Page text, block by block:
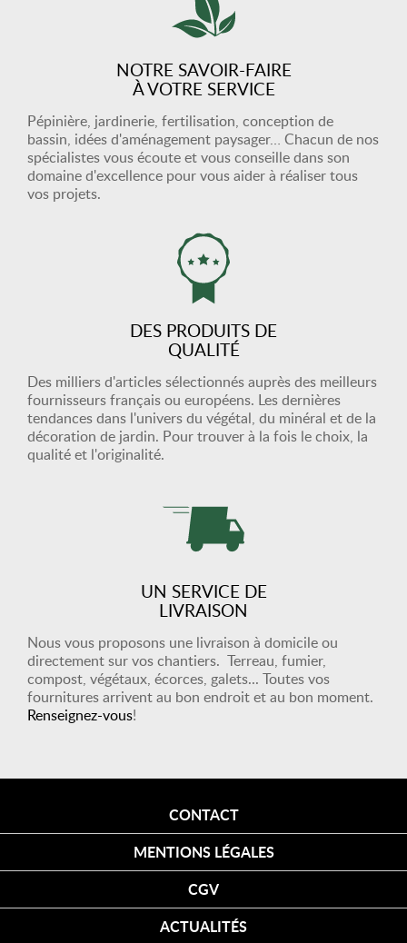
NOTRE SAVOIR-FAIRE
À VOTRE SERVICE
Pépinière, jardinerie, fertilisation, conception de
bassin, idées d'aménagement paysager… Chacun de nos
spécialistes vous écoute et vous conseille dans son
domaine d'excellence pour vous aider à réaliser tous
vos projets.
DES PRODUITS DE
QUALITÉ
Des milliers d'articles sélectionnés auprès des meilleurs
fournisseurs français ou européens. Les dernières
tendances dans l'univers du végétal, du minéral et de la
décoration de jardin. Pour trouver à la fois le choix, la
qualité et l'originalité.
UN SERVICE DE
LIVRAISON
Nous vous proposons une livraison à domicile ou
directement sur vos chantiers. Terreau, fumier,
compost, végétaux, écorces, galets... Toutes vos
fournitures arrivent au bon endroit et au bon moment.
Renseignez-vous!
CONTACT
MENTIONS LÉGALES
CGV
ACTUALITÉS